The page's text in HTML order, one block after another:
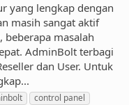
yang lengkap dengan
masih sangat aktif
beberapa masalah
AdminBolt terbagi
dan User. Untuk
control panel